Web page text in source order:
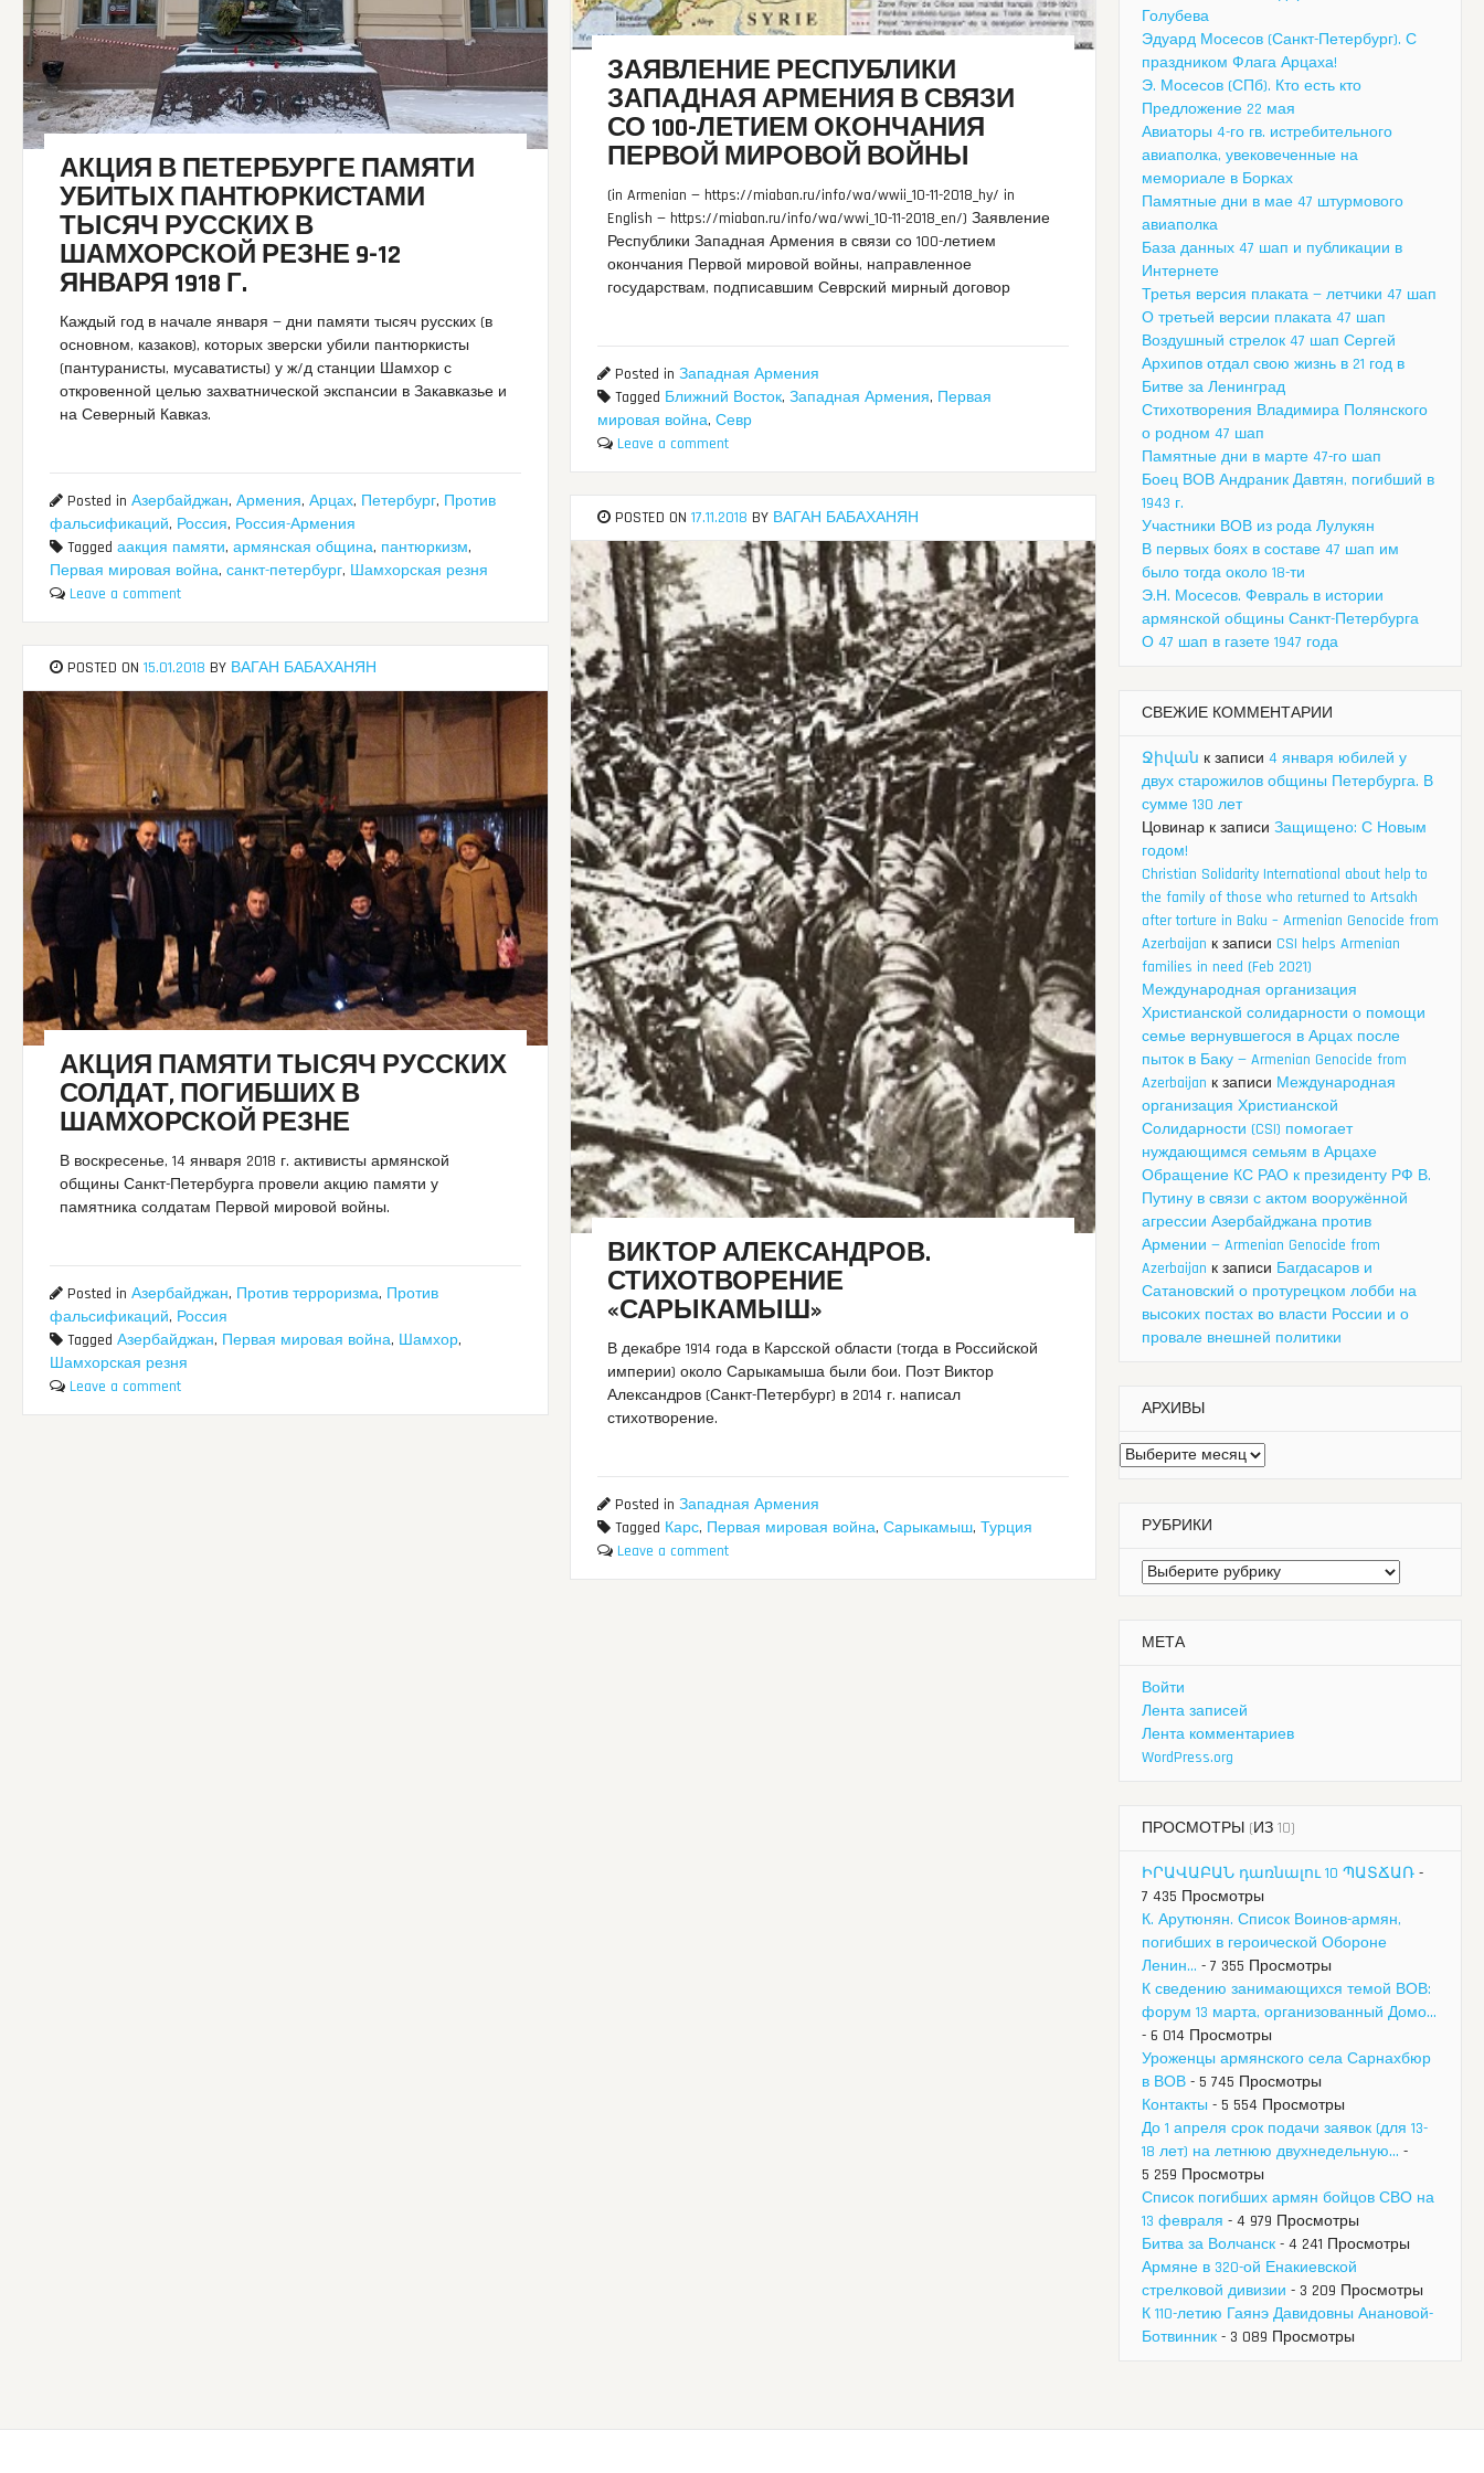
АКЦИЯ В ПЕТЕРБУРГЕ ПАМЯТИ
УБИТЫХ ПАНТЮРКИСТАМИ
ТЫСЯЧ РУССКИХ В
ШАМХОРСКОЙ РЕЗНЕ 9-12
ЯНВАРЯ 1918 Г.
Каждый год в начале января — дни памяти тысяч русских (в
основном, казаков), которых зверски убили пантюркисты
(пантуранисты, мусаватисты) у ж/д станции Шамхор с
откровенной целью захватнической экспансии в Закавказье и
на Северный Кавказ.
Posted in Азербайджан, Армения, Арцах, Петербург, Против
фальсификаций, Россия, Россия-Армения
Tagged аакция памяти, армянская община, пантюркизм,
Первая мировая война, санкт-петербург, Шамхорская резня
Leave a comment
ЗАЯВЛЕНИЕ РЕСПУБЛИКИ
ЗАПАДНАЯ АРМЕНИЯ В СВЯЗИ
СО 100-ЛЕТИЕМ ОКОНЧАНИЯ
ПЕРВОЙ МИРОВОЙ ВОЙНЫ
(in Armenian — https://miaban.ru/info/wa/wwii_10-11-2018_hy/ in
English — https://miaban.ru/info/wa/wwi_10-11-2018_en/) Заявление
Республики Западная Армения в связи со 100-летием
окончания Первой мировой войны, направленное
государствам, подписавшим Севрский мирный договор
Posted in Западная Армения
Tagged Ближний Восток, Западная Армения, Первая
мировая война, Севр
Leave a comment
POSTED ON 17.11.2018 BY ВАГАН БАБАХАНЯН
ВИКТОР АЛЕКСАНДРОВ.
СТИХОТВОРЕНИЕ
«САРЫКАМЫШ»
В декабре 1914 года в Карсской области (тогда в Российской
империи) около Сарыкамыша были бои. Поэт Виктор
Александров (Санкт-Петербург) в 2014 г. написал
стихотворение.
Posted in Западная Армения
Tagged Карс, Первая мировая война, Сарыкамыш, Турция
Leave a comment
POSTED ON 15.01.2018 BY ВАГАН БАБАХАНЯН
АКЦИЯ ПАМЯТИ ТЫСЯЧ РУССКИХ
СОЛДАТ, ПОГИБШИХ В
ШАМХОРСКОЙ РЕЗНЕ
В воскресенье, 14 января 2018 г. активисты армянской
общины Санкт-Петербурга провели акцию памяти у
памятника солдатам Первой мировой войны.
Posted in Азербайджан, Против терроризма, Против
фальсификаций, Россия
Tagged Азербайджан, Первая мировая война, Шамхор,
Шамхорская резня
Leave a comment
Голубева
Эдуард Мосесов (Санкт-Петербург). С
праздником Флага Арцаха!
Э. Мосесов (СПб). Кто есть кто
Предложение 22 мая
Авиаторы 4-го гв. истребительного
авиаполка, увековеченные на
мемориале в Борках
Памятные дни в мае 47 штурмового
авиаполка
База данных 47 шап и публикации в
Интернете
Третья версия плаката — летчики 47 шап
О третьей версии плаката 47 шап
Воздушный стрелок 47 шап Сергей
Архипов отдал свою жизнь в 21 год в
Битве за Ленинград
Стихотворения Владимира Полянского
о родном 47 шап
Памятные дни в марте 47-го шап
Боец ВОВ Андраник Давтян, погибший в
1943 г.
Участники ВОВ из рода Лулукян
В первых боях в составе 47 шап им
было тогда около 18-ти
Э.Н. Мосесов. Февраль в истории
армянской общины Санкт-Петербурга
О 47 шап в газете 1947 года
СВЕЖИЕ КОММЕНТАРИИ
Ջիվան к записи 4 января юбилей у
двух старожилов общины Петербурга. В
сумме 130 лет
Цовинар к записи Защищено: С Новым
годом!
Christian Solidarity International about help to
the family of those who returned to Artsakh
after torture in Baku – Armenian Genocide from
Azerbaijan к записи CSI helps Armenian
families in need (Feb 2021)
Международная организация
Христианской солидарности о помощи
семье вернувшегося в Арцах после
пыток в Баку — Armenian Genocide from
Azerbaijan к записи Международная
организация Христианской
Солидарности (CSI) помогает
нуждающимся семьям в Арцахе
Обращение КС РАО к президенту РФ В.
Путину в связи с актом вооружённой
агрессии Азербайджана против
Армении — Armenian Genocide from
Azerbaijan к записи Багдасаров и
Сатановский о протурецком лобби на
высоких постах во власти России и о
провале внешней политики
АРХИВЫ
Архивы
РУБРИКИ
Рубрики
МЕТА
Войти
Лента записей
Лента комментариев
WordPress.org
ПРОСМОТРЫ (ИЗ 10)
ԻՐԱՎԱԲԱՆ դառնալու 10 ՊԱՏՃԱՌ -
7 435 Просмотры
К. Арутюнян. Список Воинов-армян,
погибших в героической Обороне
Ленин... - 7 355 Просмотры
К сведению занимающихся темой ВОВ:
форум 13 марта, организованный Домо...
- 6 014 Просмотры
Уроженцы армянского села Сарнахбюр
в ВОВ - 5 745 Просмотры
Контакты - 5 554 Просмотры
До 1 апреля срок подачи заявок (для 13-
18 лет) на летнюю двухнедельную... -
5 259 Просмотры
Список погибших армян бойцов СВО на
13 февраля - 4 979 Просмотры
Битва за Волчанск - 4 241 Просмотры
Армяне в 320-ой Енакиевской
стрелковой дивизии - 3 209 Просмотры
К 110-летию Гаянэ Давидовны Анановой-
Ботвинник - 3 089 Просмотры